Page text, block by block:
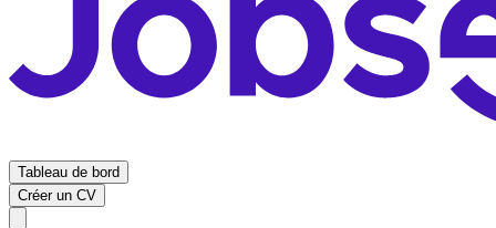
Tableau de bord
Créer un CV